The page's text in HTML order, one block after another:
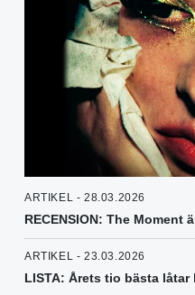
ARTIKEL - 28.03.2026
RECENSION: The Moment
ARTIKEL - 23.03.2026
LISTA: Årets tio bästa